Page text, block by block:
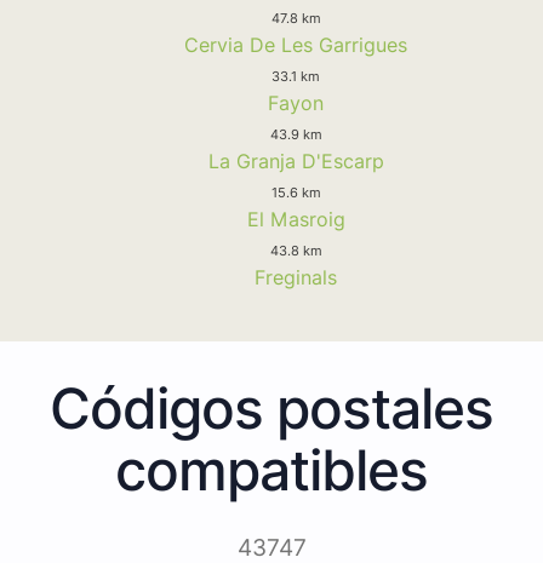
47.8 km
Cervia De Les Garrigues
33.1 km
Fayon
43.9 km
La Granja D'Escarp
15.6 km
El Masroig
43.8 km
Freginals
Códigos postales
compatibles
43747